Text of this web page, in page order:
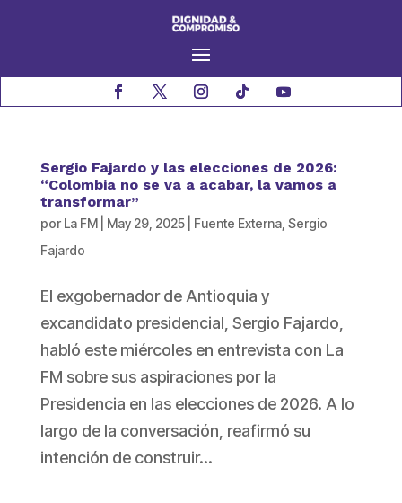
Sergio Fajardo y las elecciones de 2026:
“Colombia no se va a acabar, la vamos a
transformar”
por La FM| May 29, 2025| Fuente Externa, Sergio
Fajardo
El exgobernador de Antioquia y
excandidato presidencial, Sergio Fajardo,
habló este miércoles en entrevista con La
FM sobre sus aspiraciones por la
Presidencia en las elecciones de 2026. A lo
largo de la conversación, reafirmó su
intención de construir...